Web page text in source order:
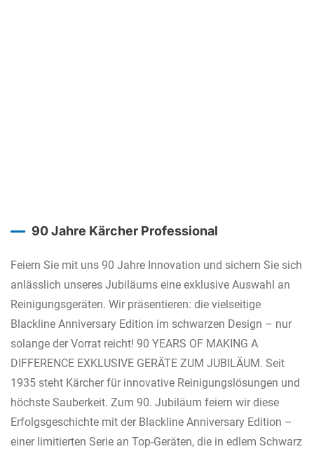
90 Jahre Kärcher Professional
Feiern Sie mit uns 90 Jahre Innovation und sichern Sie sich
anlässlich unseres Jubiläums eine exklusive Auswahl an
Reinigungsgeräten. Wir präsentieren: die vielseitige
Blackline Anniversary Edition im schwarzen Design – nur
solange der Vorrat reicht! 90 YEARS OF MAKING A
DIFFERENCE EXKLUSIVE GERÄTE ZUM JUBILÄUM. Seit
1935 steht Kärcher für innovative Reinigungslösungen und
höchste Sauberkeit. Zum 90. Jubiläum feiern wir diese
Erfolgsgeschichte mit der Blackline Anniversary Edition –
einer limitierten Serie an Top-Geräten, die in edlem Schwarz